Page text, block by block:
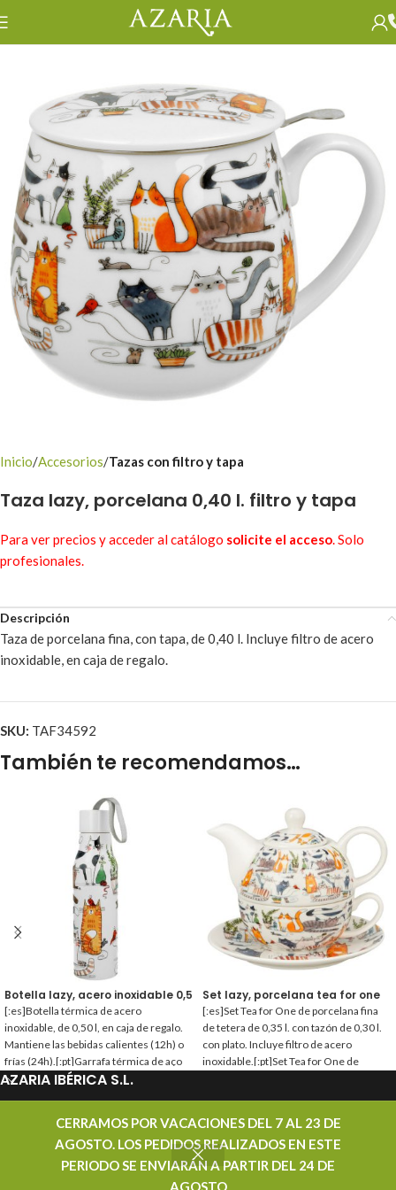
Inicio Accesorios Tazas con filtro y tapa
Taza lazy, porcelana 0,40 l. filtro y tapa
Para ver precios y acceder al catálogo solicite el acceso. Solo
profesionales.
Descripción
Taza de porcelana fina, con tapa, de 0,40 l. Incluye filtro de acero
inoxidable, en caja de regalo.
SKU: TAF34592
También te recomendamos…
Botella lazy, acero inoxidable 0,50 l.
[:es]Botella térmica de acero
inoxidable, de 0,50 l, en caja de regalo.
Mantiene las bebidas calientes (12h) o
frías (24h).[:pt]Garrafa térmica de aço
inoxidável, de 0,50 l, em caixa de
Set lazy, porcelana tea for one
[:es]Set Tea for One de porcelana fina
de tetera de 0,35 l. con tazón de 0,30 l.
con plato. Incluye filtro de acero
inoxidable.[:pt]Set Tea for One de
AZARIA IBÉRICA S.L.
PROMOCIONES
CONTACTAR
CERRAMOS POR VACACIONES DEL 7 AL 23 DE
AGOSTO. LOS PEDIDOS REALIZADOS EN ESTE
PERIODO SE ENVIARÁN A PARTIR DEL 24 DE
AGOSTO